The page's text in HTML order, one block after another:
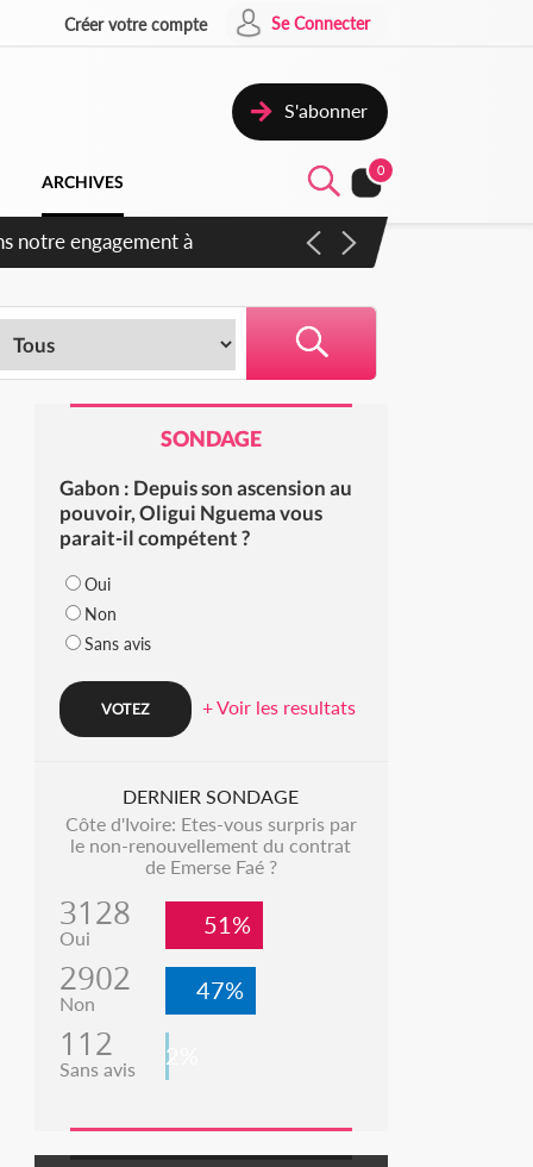
Créer votre compte Se Connecter
S'abonner
ARCHIVES
0
SONDAGE
Gabon : Depuis son ascension au
pouvoir, Oligui Nguema vous
parait-il compétent ?
Oui
Non
Sans avis
+ Voir les resultats
DERNIER SONDAGE
Côte d'Ivoire: Etes-vous surpris par
le non-renouvellement du contrat
de Emerse Faé ?
3128
Oui 51%
2902
Non 47%
112
Sans avis 2%